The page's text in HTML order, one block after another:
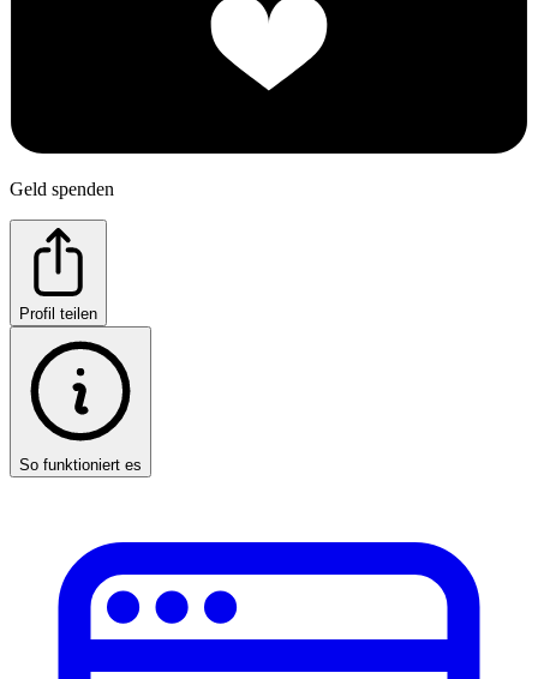
Geld spenden
Profil teilen
So funktioniert es